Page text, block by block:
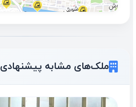
ملک‌های مشابه پیشنهادی